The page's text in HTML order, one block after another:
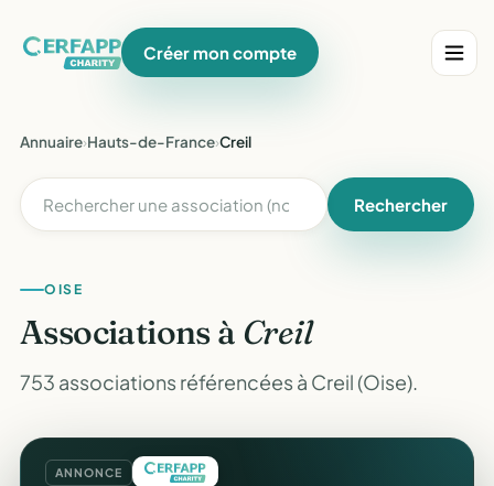
Créer mon compte
Annuaire›Hauts-de-France›Creil
Rechercher
OISE
Associations à Creil
753 associations référencées à Creil (Oise).
ANNONCE